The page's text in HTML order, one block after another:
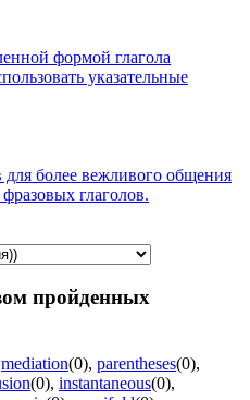
формой глагола
указательные
более вежливого общения
глаголов.
пройденных
mediation(0), parentheses(0),
(0), instantaneous(0),